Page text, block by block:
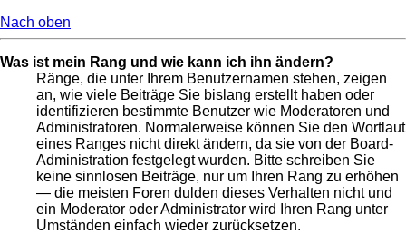
Nach oben
Was ist mein Rang und wie kann ich ihn ändern?
Ränge, die unter Ihrem Benutzernamen stehen, zeigen
an, wie viele Beiträge Sie bislang erstellt haben oder
identifizieren bestimmte Benutzer wie Moderatoren und
Administratoren. Normalerweise können Sie den Wortlaut
eines Ranges nicht direkt ändern, da sie von der Board-
Administration festgelegt wurden. Bitte schreiben Sie
keine sinnlosen Beiträge, nur um Ihren Rang zu erhöhen
— die meisten Foren dulden dieses Verhalten nicht und
ein Moderator oder Administrator wird Ihren Rang unter
Umständen einfach wieder zurücksetzen.